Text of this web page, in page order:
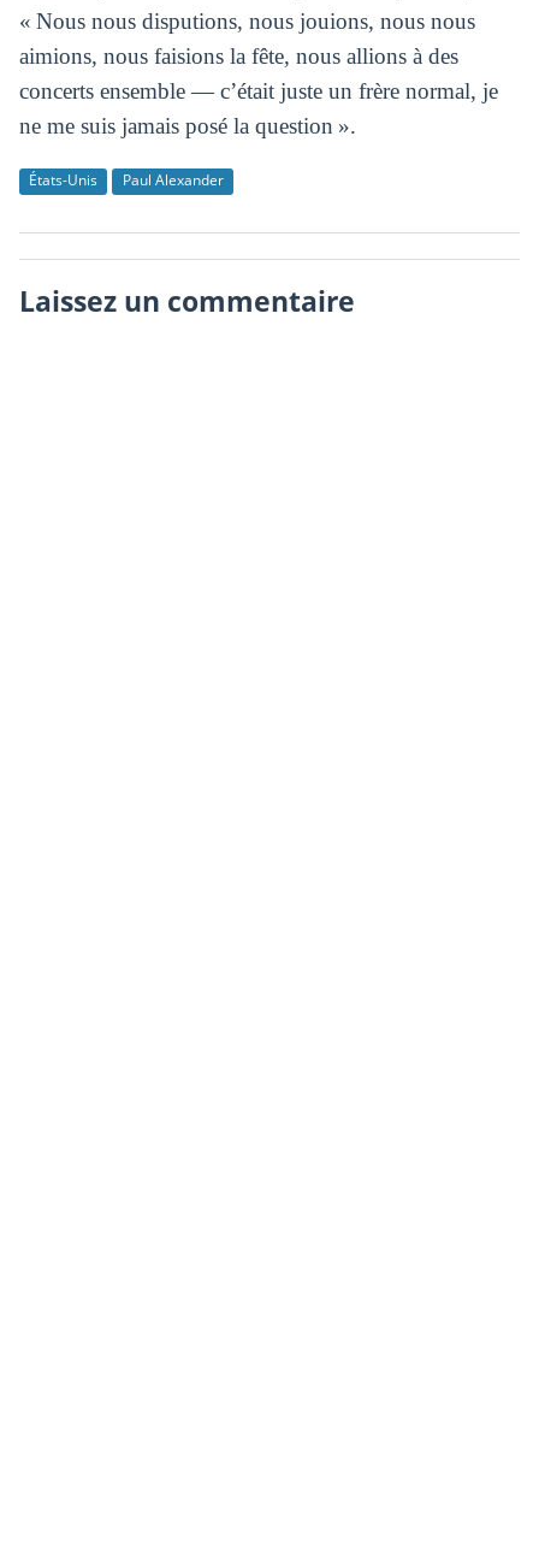
« Nous nous disputions, nous jouions, nous nous
aimions, nous faisions la fête, nous allions à des
concerts ensemble — c’était juste un frère normal, je
ne me suis jamais posé la question ».
États-Unis Paul Alexander
Laissez un commentaire